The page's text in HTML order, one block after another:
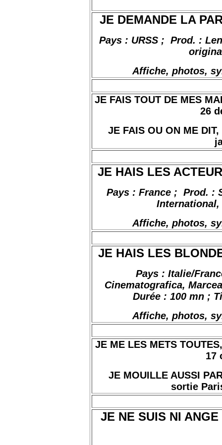
JE DEMANDE LA
Pays : URSS ; Prod. :
Affiche, photos,
JE FAIS TOUT DE MES
26
JE FAIS OU ON ME
JE HAIS LES
Pays : France ; Prod. :
International,
Affiche, photos,
JE HAIS LES
Pays : Italie/
Cinematografica,
Durée : 100 mn ;
Affiche, photos,
JE ME LES METS
17
JE MOUILLE AUSSI
sortie
JE NE SUIS NI